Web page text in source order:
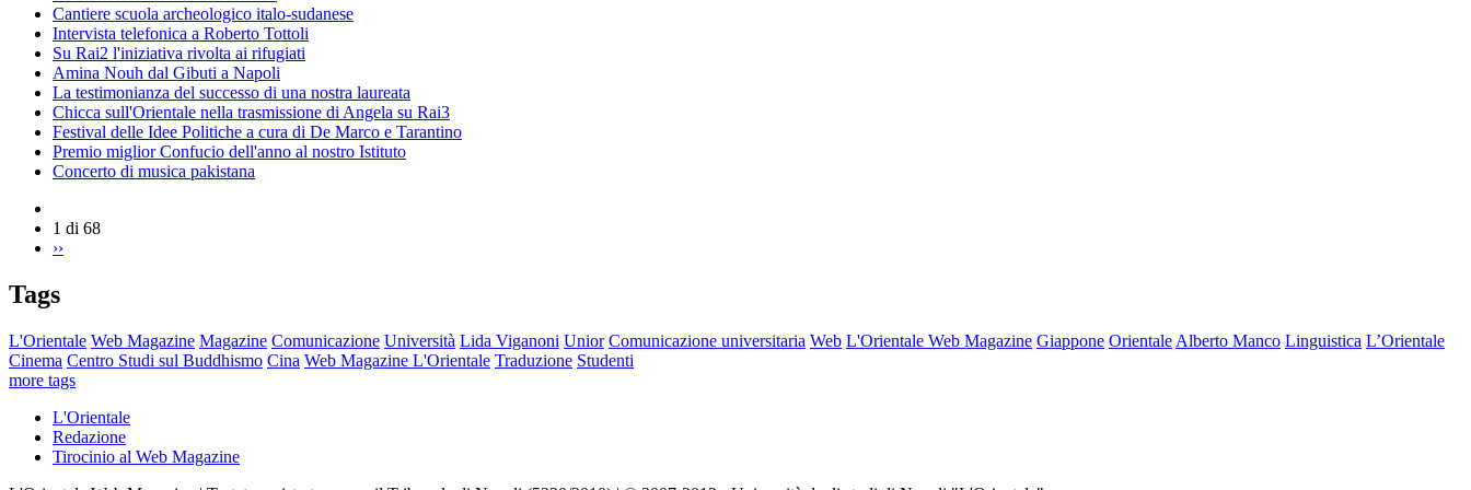
Cantiere scuola archeologico italo-sudanese
Intervista telefonica a Roberto Tottoli
Su Rai2 l'iniziativa rivolta ai rifugiati
Amina Nouh dal Gibuti a Napoli
La testimonianza del successo di una nostra laureata
Chicca sull'Orientale nella trasmissione di Angela su Rai3
Festival delle Idee Politiche a cura di De Marco e Tarantino
Premio miglior Confucio dell'anno al nostro Istituto
Concerto di musica pakistana
1 di 68
››
Tags
L'Orientale Web Magazine Magazine Comunicazione Università Lida Viganoni Unior Comunicazione universitaria Web L'Orientale Web Magazine Giappone Orientale Alberto Manco Linguistica L’Orientale
Cinema Centro Studi sul Buddhismo Cina Web Magazine L'Orientale Traduzione Studenti
more tags
L'Orientale
Redazione
Tirocinio al Web Magazine